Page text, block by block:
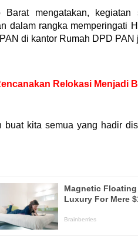
mengatakan, kegiatan
dalam rangka memperingati
di kantor Rumah DPD
Relokasi Menjadi
kita semua yang hadir